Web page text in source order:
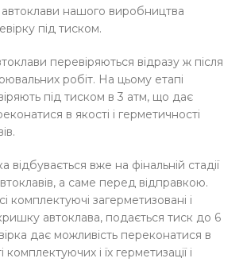
нашого виробництва
під тиском.
перевіряються відразу ж після
робіт. На цьому етапі
під тиском в 3 атм, що дає
в якості і герметичності
відбувається вже на фінальній стадії
а саме перед відправкою.
комплектуючі загерметизовані і
автоклава, подається тиск до 6
дає можливість переконатися в
і їх герметизації і